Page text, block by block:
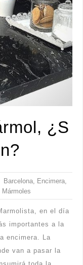
¿S
Barcelona Encimera
Mármoles
en el día
importantes a la
encimera. La
van a pasar la